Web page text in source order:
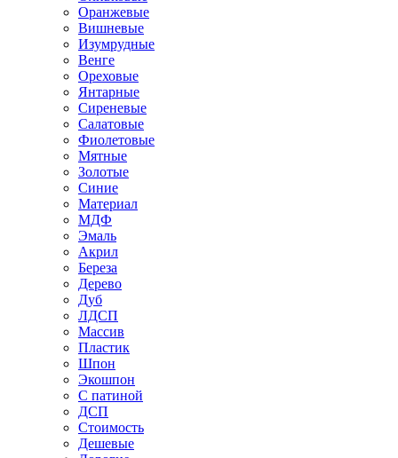
Оранжевые
Вишневые
Изумрудные
Венге
Ореховые
Янтарные
Сиреневые
Салатовые
Фиолетовые
Мятные
Золотые
Синие
Материал
МДФ
Эмаль
Акрил
Береза
Дерево
Дуб
ЛДСП
Массив
Пластик
Шпон
Экошпон
С патиной
ДСП
Стоимость
Дешевые